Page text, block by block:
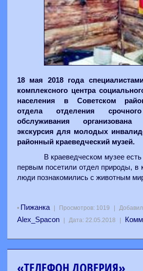
18 мая 2018 года
комплексного центра
населения в Советском
отдела отделения
обслуживания
экскурсия для молодых
районный краеведческий музей.
В краеведческом музее
первым посетили отдел природы, в
люди познакомились с животным
• Пижанка | Просмотров: 1019 |
Alex_Spacon | Дата: 22.05.2018 |